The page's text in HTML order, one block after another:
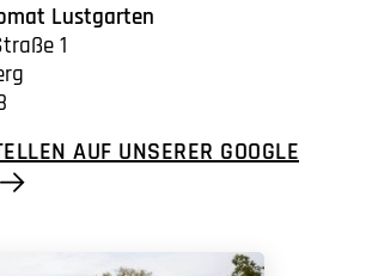
Lustgarten
1
AUF UNSERER GOOGLE